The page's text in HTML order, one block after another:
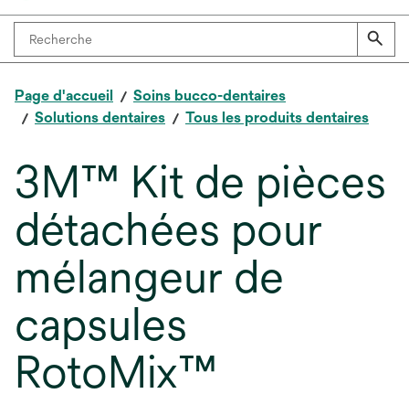
Page d'accueil
Soins bucco-dentaires
Solutions dentaires
Tous les produits dentaires
3M™ Kit de pièces
détachées pour
mélangeur de
capsules
RotoMix™